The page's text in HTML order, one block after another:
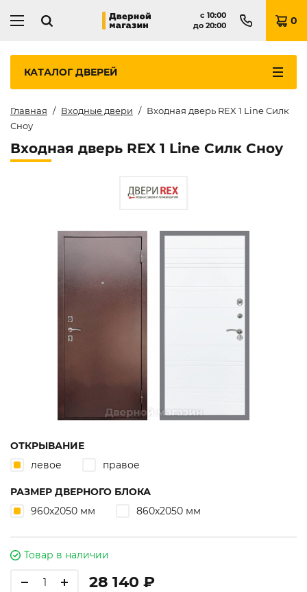
с 10:00
до 20:00 0
КАТАЛОГДВЕРЕЙ
Главная Входные двери
Входная дверь REX 1 Line Силк
Сноу
Входная дверь REX 1 Line Силк Сноу
ОТКРЫВАНИЕ
левое
правое
РАЗМЕР ДВЕРНОГО БЛОКА
960х2050 мм
860х2050 мм
Товар в наличии
28 140 ₽